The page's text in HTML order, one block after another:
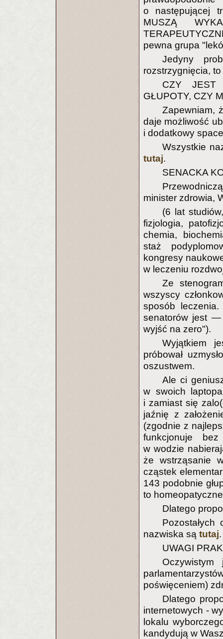
o następującej
MUSZĄ
pewna grupa
Jedyny
rozstrzygnięcia,
CZY JEST
GŁUPOTY, CZY
Zapewniam,
daje możliwość
i dodatkowy
Wszystkie
tutaj.
SENACKA
minister zdrowia,
(6 lat
fizjologia,
chemia,
staż
kongresy
w leczeniu
Ze
wszyscy
sposób
senatorów jest —
wyjść na zero").
Wyjątkiem
próbował
oszustwem.
Ale ci
w swoich
i zamiast się
jaźnię z
(zgodnie z
funkcjonuje
w wodzie
że wstrząsanie
cząstek
143 podobnie
to
Dlatego
Pozostałych
nazwiska są tutaj.
UWAGI
poświęceniem)
Dlatego
internetowych -
lokalu
kandydują w